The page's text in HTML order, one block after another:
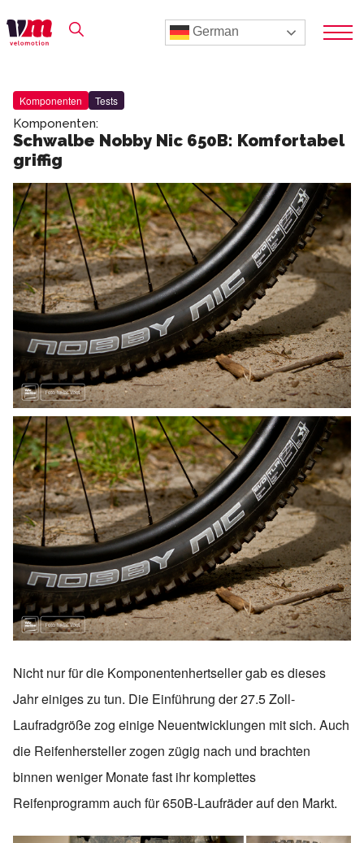
German
Komponenten Tests
Komponenten:
Schwalbe Nobby Nic 650B: Komfortabel
griffig
Nicht nur für die Komponentenhertseller gab es dieses
Jahr einiges zu tun. Die Einführung der 27.5 Zoll-
Laufradgröße zog einige Neuentwicklungen mit sich. Auch
die Reifenhersteller zogen zügig nach und brachten
binnen weniger Monate fast ihr komplettes
Reifenprogramm auch für 650B-Laufräder auf den Markt.